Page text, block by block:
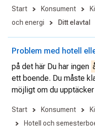
Start Konsument
och energi
Ditt elavtal
Problem med hotell
på det här Du har ingen
ett boende. Du måste
möjligt om du
Start Konsument
Hotell och